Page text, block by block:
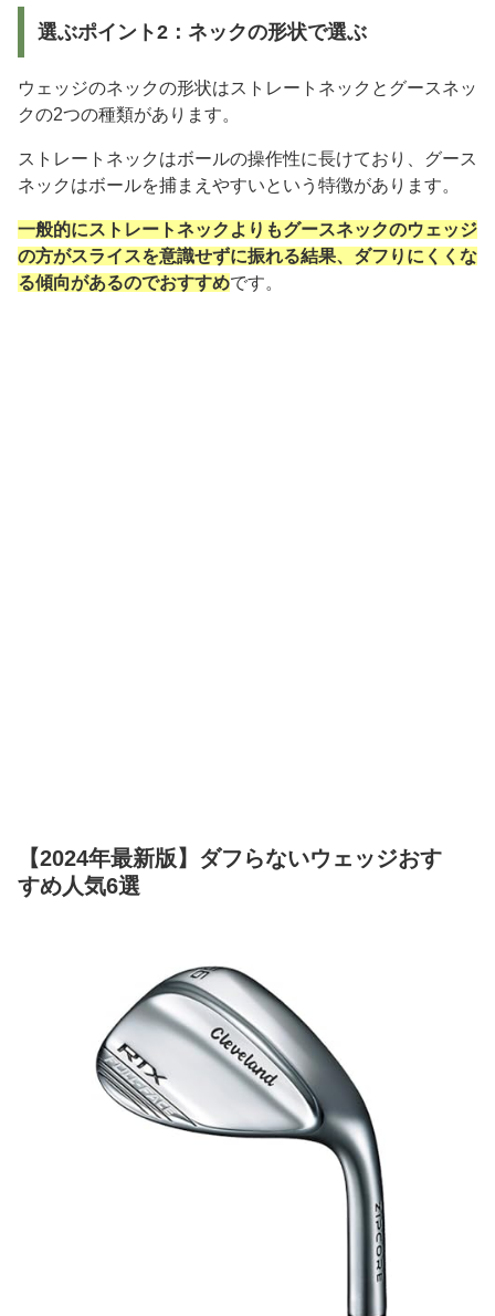
選ぶポイント2：ネックの形状で選ぶ
ウェッジのネックの形状はストレートネックとグースネッ
クの2つの種類があります。
ストレートネックはボールの操作性に長けており、グース
ネックはボールを捕まえやすいという特徴があります。
一般的にストレートネックよりもグースネックのウェッジ
の方がスライスを意識せずに振れる結果、ダフりにくくな
る傾向があるのでおすすめです。
【2024年最新版】ダフらないウェッジおす
すめ人気6選